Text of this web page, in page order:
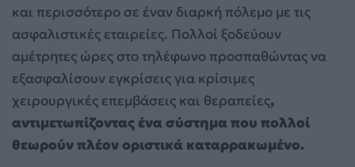
και περισσότερο σε έναν διαρκή πόλεμο με τις
ασφαλιστικές εταιρείες. Πολλοί ξοδεύουν
αμέτρητες ώρες στο τηλέφωνο προσπαθώντας να
εξασφαλίσουν εγκρίσεις για κρίσιμες
χειρουργικές επεμβάσεις και θεραπείες,
αντιμετωπίζοντας ένα σύστημα που πολλοί
θεωρούν πλέον οριστικά καταρρακωμένο.